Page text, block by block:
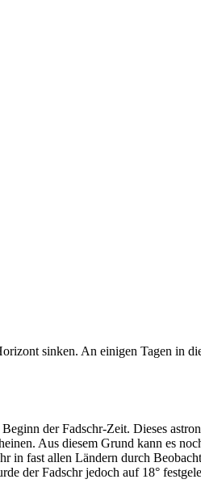
sinken. An einigen Tagen in
der Fadschr-Zeit. Dieses
Aus diesem Grund kann es
in fast allen Ländern durch
der Fadschr jedoch auf 18°